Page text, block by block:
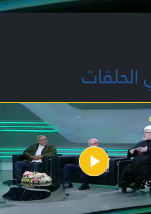
الحلقات